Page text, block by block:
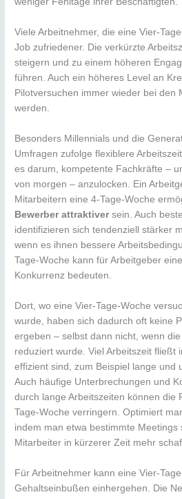
Viele Arbeitnehmer, die eine Vier-
Job zufriedener. Die verkürzte
steigern und zu einem höheren
führen. Auch ein höheres Level an
Pilotversuchen immer wieder bei den
werden.
Besonders Millennials und die
Umfragen zufolge flexiblere
es darum, kompetente Fachkräfte –
von morgen – anzulocken. Ein
Mitarbeitern eine 4-Tage-Woche
Bewerber attraktiversein. Auch
identifizieren sich tendenziell stärker
wenn es ihnen bessere
Tage-Woche kann für Arbeitgeber
Konkurrenz bedeuten.
Dort, wo eine Vier-Tage-Woche
wurde, haben sich dadurch oft keine
ergeben – selbst dann nicht, wenn
reduziert wurde. Viel Arbeitszeit fließt
effizient sind, zum Beispiel lange und
Auch häufige Unterbrechungen und
durch lange Arbeitszeiten können die
Tage-Woche verringern. Optimiert
indem man etwa bestimmte Meetings
Mitarbeiter in kürzerer Zeit mehr
Für Arbeitnehmer kann eine Vier-
Gehaltseinbußen einhergehen. Die